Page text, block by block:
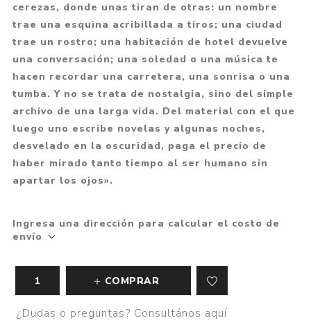
cerezas, donde unas tiran de otras: un nombre
trae una esquina acribillada a tiros; una ciudad
trae un rostro; una habitación de hotel devuelve
una conversación; una soledad o una música te
hacen recordar una carretera, una sonrisa o una
tumba. Y no se trata de nostalgia, sino del simple
archivo de una larga vida. Del material con el que
luego uno escribe novelas y algunas noches,
desvelado en la oscuridad, paga el precio de
haber mirado tanto tiempo al ser humano sin
apartar los ojos».
Ingresa una dirección para calcular el costo de
envío
COMPRAR
¿Dudas o preguntas? Consultános aquí